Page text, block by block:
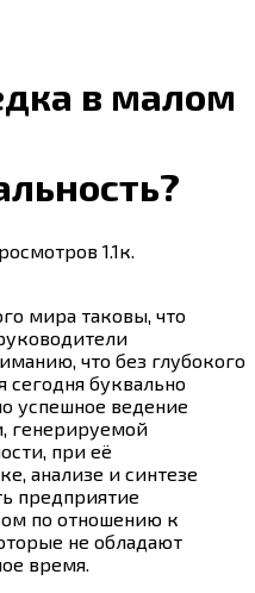
в малом
1.1к.
мира таковы, что
что без глубокого
сегодня буквально
успешное ведение
генерируемой
при её
анализе и синтезе
предприятие
по отношению к
не обладают
время.